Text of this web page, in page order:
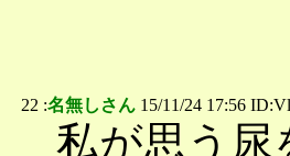
22 :名無しさん 15/11/24 17:56
私が思う尿